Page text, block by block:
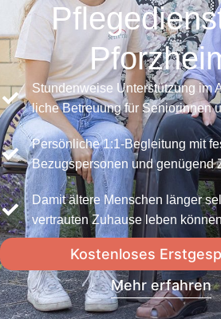
Stundenweise Unterstützung im
liche Betreuung für Seniorinnen
Persönliche 1:1-Begleitung mit
Bezugspersonen und genügend
Damit ältere Menschen länger
vertrauten Zuhause leben können
Kostenloses
Mehr erfahren